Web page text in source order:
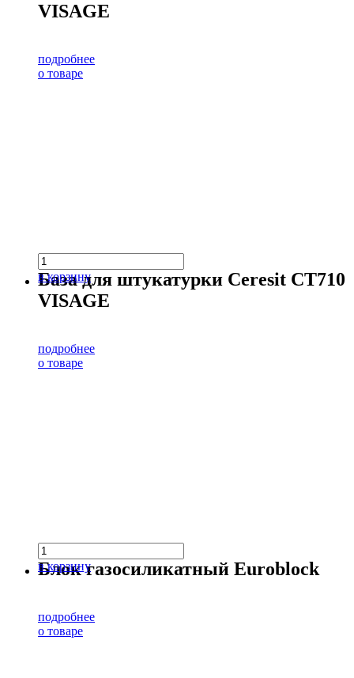
VISAGE
подробнее
о товаре
в корзину
База для штукатурки Ceresit CT710
VISAGE
подробнее
о товаре
в корзину
Блок газосиликатный Euroblock
подробнее
о товаре